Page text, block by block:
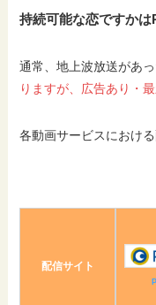
持続可能な恋ですか
通常、地上波放送があ
りますが、広告あり・
各動画サービスにおけ
配信サイト